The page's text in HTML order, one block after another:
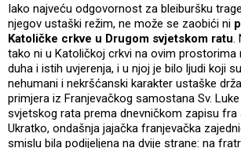
Iako najveću odgovornost za bleiburšku
njegov ustaški režim, ne može se zaobići ni
Katoličke crkve u Drugom svjetskom ratu
tako ni u Katoličkoj crkvi na ovim prostorima
duha i istih uvjerenja, i u njoj je bilo ljudi koji
nehumani i nekršćanski karakter ustaške
primjera iz Franjevačkog samostana Sv.
svjetskog rata prema dnevničkom zapisu fra
Ukratko, ondašnja jajačka franjevačka
smislu bila podijeljena na dvije strane: na